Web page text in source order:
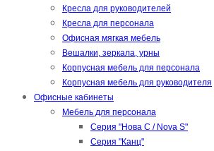
Кресла для руководителей
Кресла для персонала
Офисная мягкая мебель
Вешалки, зеркала, урны
Корпусная мебель для персонала
Корпусная мебель для руководителя
Офисные кабинеты
Мебель для персонала
Серия "Нова С / Nova S"
Серия "Канц"